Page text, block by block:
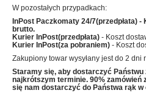
W pozostałych przypadkach:
InPost Paczkomaty 24/7(przedpłata) -
brutto.
Kurier InPost(przedpłata) - Koszt
Kurier InPost(za pobraniem) - Koszt
Zakupiony towar wysyłany jest do 2 dni
Staramy się, aby dostarczyć Państwu
najkrótszym terminie. 90% zamówień
się nam dostarczyć do Państwa rąk w